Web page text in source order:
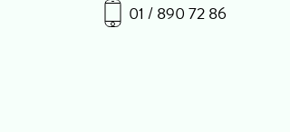
01 / 890 72 86